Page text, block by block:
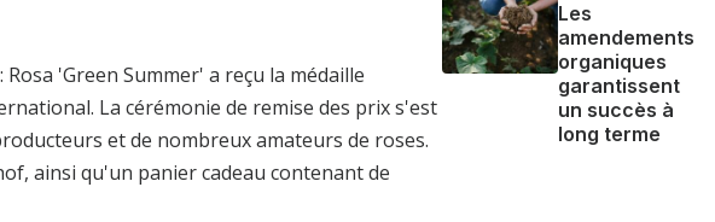
'Green Summer' a reçu la médaille
La cérémonie de remise des prix s'est
et de nombreux amateurs de roses.
ainsi qu'un panier cadeau contenant de
Les
amendements
organiques
garantissent
un succès à
long terme